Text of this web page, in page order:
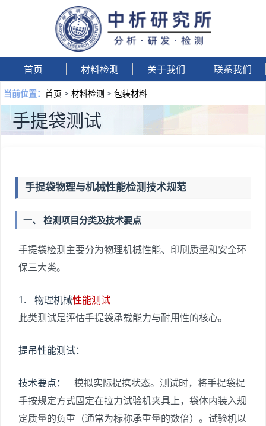
首页 材料检测 关于我们 联系我们
当前位置： 首页 > 材料检测 > 包装材料
手提袋测试
手提袋物理与机械性能检测技术规范
一、 检测项目分类及技术要点
手提袋检测主要分为物理机械性能、印刷质量和安全环
保三大类。
1. 物理机械性能测试
此类测试是评估手提袋承载能力与耐用性的核心。
提吊性能测试：
技术要点：
模拟实际提携状态。测试时，将手提袋提
手按规定方式固定在拉力试验机夹具上，袋体内装入规
定质量的负重（通常为标称承重量的数倍）。试验机以